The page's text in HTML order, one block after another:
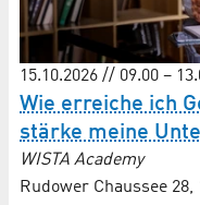
15.10.2026 // 09.00 –
Wie erreiche ich
stärke meine
WISTA Academy
Rudower Chaussee 28,